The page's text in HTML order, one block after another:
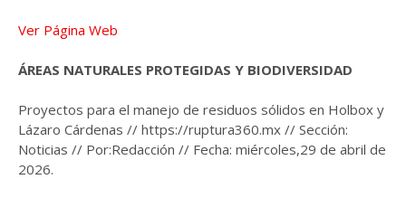
Ver Página Web
ÁREAS NATURALES PROTEGIDAS Y BIODIVERSIDAD
Proyectos para el manejo de residuos sólidos en Holbox y
Lázaro Cárdenas // https://ruptura360.mx // Sección:
Noticias // Por:Redacción // Fecha: miércoles,29 de abril de
2026.